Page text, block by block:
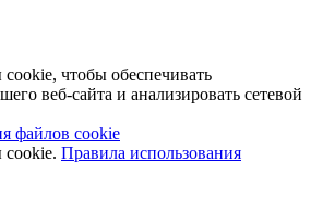
чтобы обеспечивать
веб-сайта и анализировать сетевой
файлов cookie
Правила использования